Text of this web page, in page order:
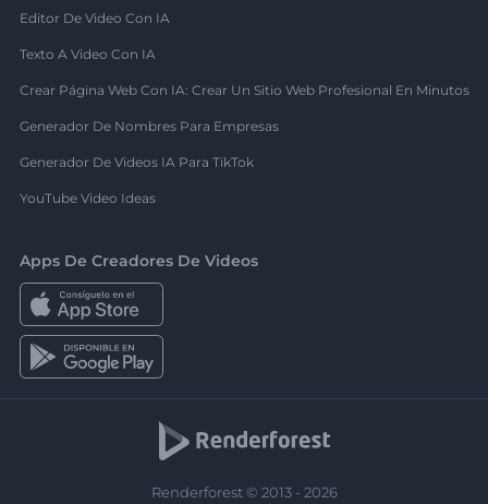
Editor De Video Con IA
Texto A Video Con IA
Crear Página Web Con IA: Crear Un Sitio Web Profesional En Minutos
Generador De Nombres Para Empresas
Generador De Videos IA Para TikTok
YouTube Video Ideas
Apps De Creadores De Videos
Renderforest © 2013 - 2026